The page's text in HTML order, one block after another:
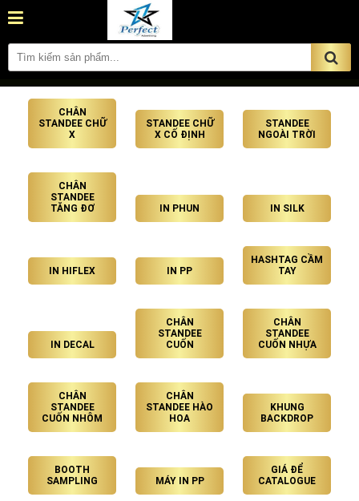
CHÂN
STANDEE CHỮ
X
STANDEE CHỮ
X CỐ ĐỊNH
STANDEE
NGOÀI TRỜI
CHÂN
STANDEE
TĂNG ĐƠ
IN PHUN IN SILK
IN HIFLEX IN PP
HASHTAG CẦM
TAY
IN DECAL
CHÂN
STANDEE
CUỐN
CHÂN
STANDEE
CUỐN NHỰA
CHÂN
STANDEE
CUỐN NHÔM
CHÂN
STANDEE HÀO
HOA
KHUNG
BACKDROP
BOOTH
SAMPLING
MÁY IN PP
GIÁ ĐỂ
CATALOGUE